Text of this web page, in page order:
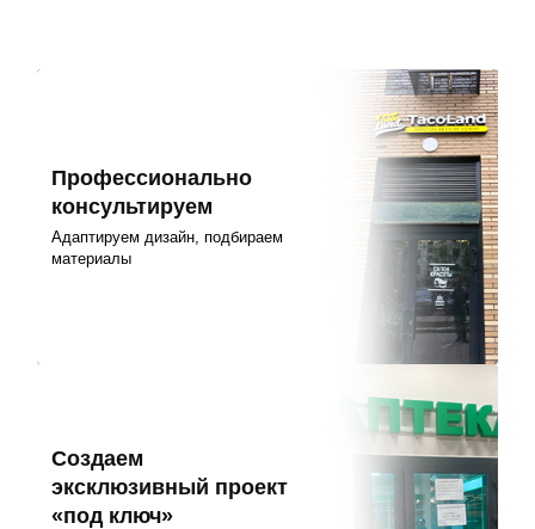
Профессионально
консультируем
Адаптируем дизайн, подбираем
материалы
Создаем
эксклюзивный проект
«под ключ»